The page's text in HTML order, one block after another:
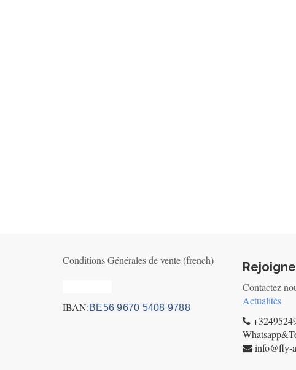
Conditions Générales de vente (french)
IBAN:BE56 9670 5408 9788
Contactez
Actualités
info@fly-